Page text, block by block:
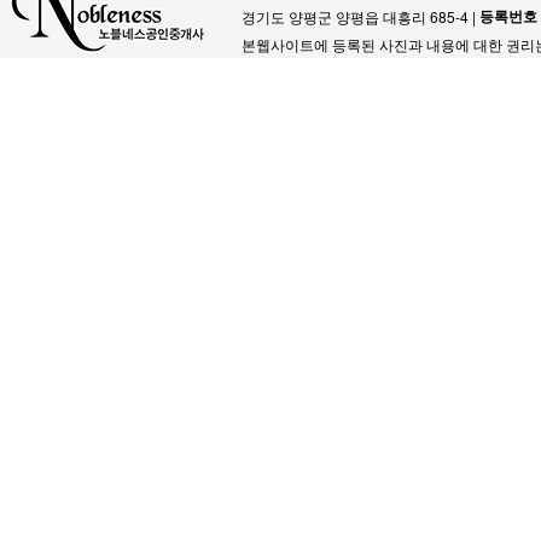
경기도 양평군 양평읍 대흥리 685-4 | 등록번호
본웹사이트에 등록된 사진과 내용에 대한 권